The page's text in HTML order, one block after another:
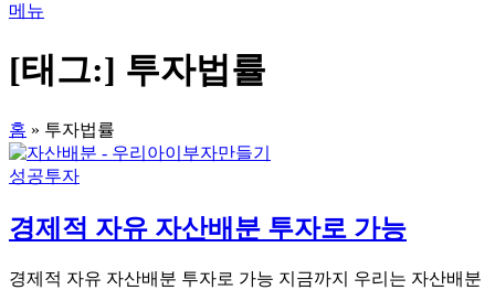
메뉴
[태그:] 투자법률
홈 » 투자법률
성공투자
경제적 자유 자산배분 투자로 가능
경제적 자유 자산배분 투자로 가능 지금까지 우리는 자산배분